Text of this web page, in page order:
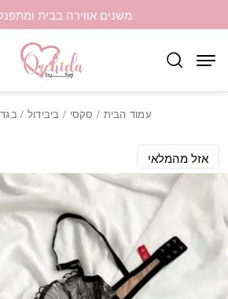
משנים אווירה בבית
עמוד הבית / סקסי / ביבידול / בגד
אזל מהמלאי